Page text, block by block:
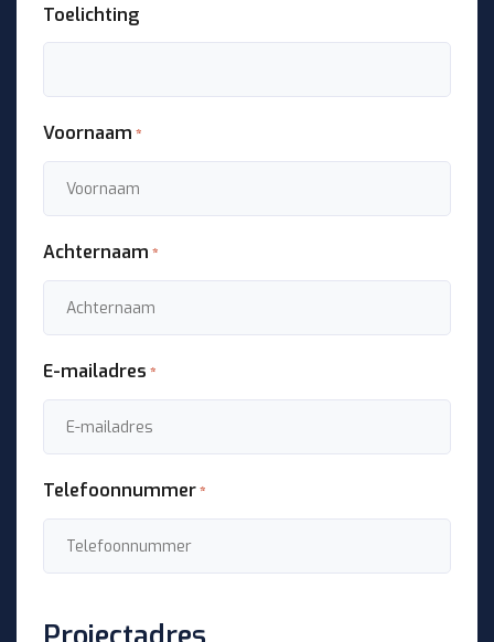
Toelichting
Voornaam *
Achternaam *
E-mailadres *
Telefoonnummer*